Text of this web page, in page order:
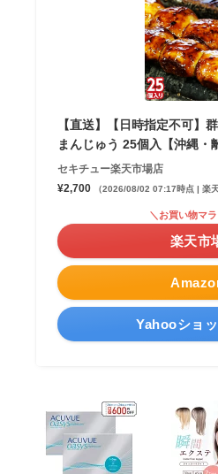
【直送】【日時指定不可】
まんじゅう 25個入【沖縄・
セキチュー楽天市場店
¥2,700
（2026/08/02 07:17時点 | 楽天
＼お買い物マ
楽天市
Yahooショ